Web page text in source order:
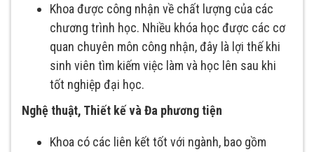
Khoa được công nhận về chất lượng của các
chương trình học. Nhiều khóa học được các cơ
quan chuyên môn công nhận, đây là lợi thế khi
sinh viên tìm kiếm việc làm và học lên sau khi
tốt nghiệp đại học.
Nghệ thuật, Thiết kế và Đa phương tiện
Khoa có các liên kết tốt với ngành, bao gồm